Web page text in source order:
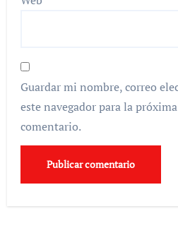
Guardar mi nombre, correo
este navegador para la
comentario.